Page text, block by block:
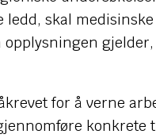
skal
for å verne